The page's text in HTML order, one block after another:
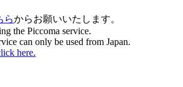
らからお願いいたします。
the Piccoma service.
can only be used from Japan.
here.